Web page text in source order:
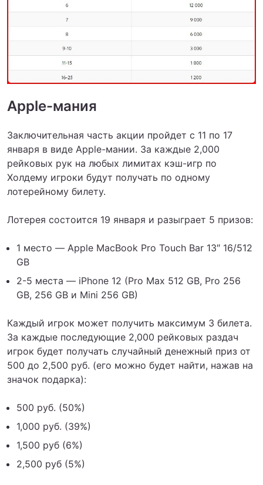
Apple-мания
Заключительная часть акции пройдет с 11 по 17
января в виде Apple-мании. За каждые 2,000
рейковых рук на любых лимитах кэш-игр по
Холдему игроки будут получать по одному
лотерейному билету.
Лотерея состоится 19 января и разыграет 5 призов:
1 место — Apple MacBook Pro Touch Bar 13″ 16/512
GB
2-5 места — iPhone 12 (Pro Max 512 GB, Pro 256
GB, 256 GB и Mini 256 GB)
Каждый игрок может получить максимум 3 билета.
За каждые последующие 2,000 рейковых раздач
игрок будет получать случайный денежный приз от
500 до 2,500 руб. (его можно будет найти, нажав на
значок подарка):
500 руб. (50%)
1,000 руб. (39%)
1,500 руб (6%)
2,500 руб (5%)